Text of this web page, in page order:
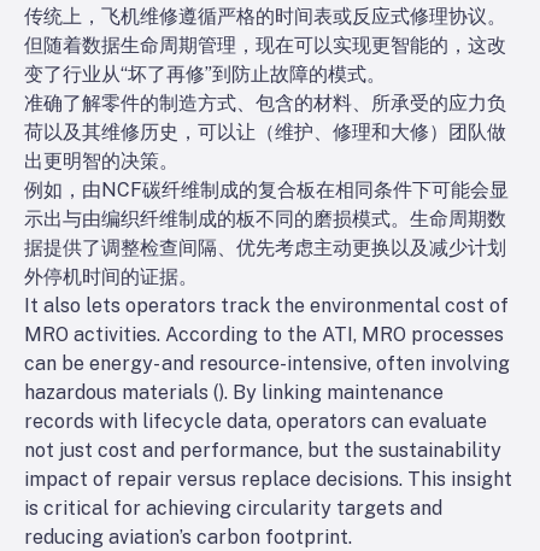
传统上，飞机维修遵循严格的时间表或反应式修理协议。
但随着数据生命周期管理，现在可以实现更智能的 ，这改
变了行业从“坏了再修”到防止故障的模式。
准确了解零件的制造方式、包含的材料、所承受的应力负
荷以及其维修历史，可以让 （维护、修理和大修）团队做
出更明智的决策。
例如，由NCF碳纤维制成的复合板在相同条件下可能会显
示出与由编织纤维制成的板不同的磨损模式。生命周期数
据提供了调整检查间隔、优先考虑主动更换以及减少计划
外停机时间的证据。
It also lets operators track the environmental cost of
MRO activities. According to the ATI, MRO processes
can be energy- and resource-intensive, often involving
hazardous materials (). By linking maintenance
records with lifecycle data, operators can evaluate
not just cost and performance, but the sustainability
impact of repair versus replace decisions. This insight
is critical for achieving circularity targets and
reducing aviation’s carbon footprint.